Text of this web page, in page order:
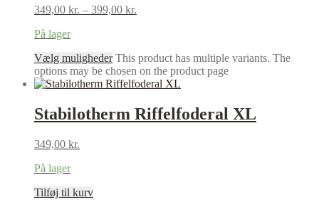
349,00 kr. – 399,00 kr.
På lager
Vælg mulighederThis product has multiple variants. The
options may be chosen on the product page
Stabilotherm Riffelfoderal XL
349,00 kr.
På lager
Tilføj til kurv